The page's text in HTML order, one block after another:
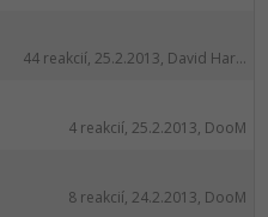
44 reakcií, 25.2.2013, David Har...
4 reakcií, 25.2.2013, DooM
8 reakcií, 24.2.2013, DooM